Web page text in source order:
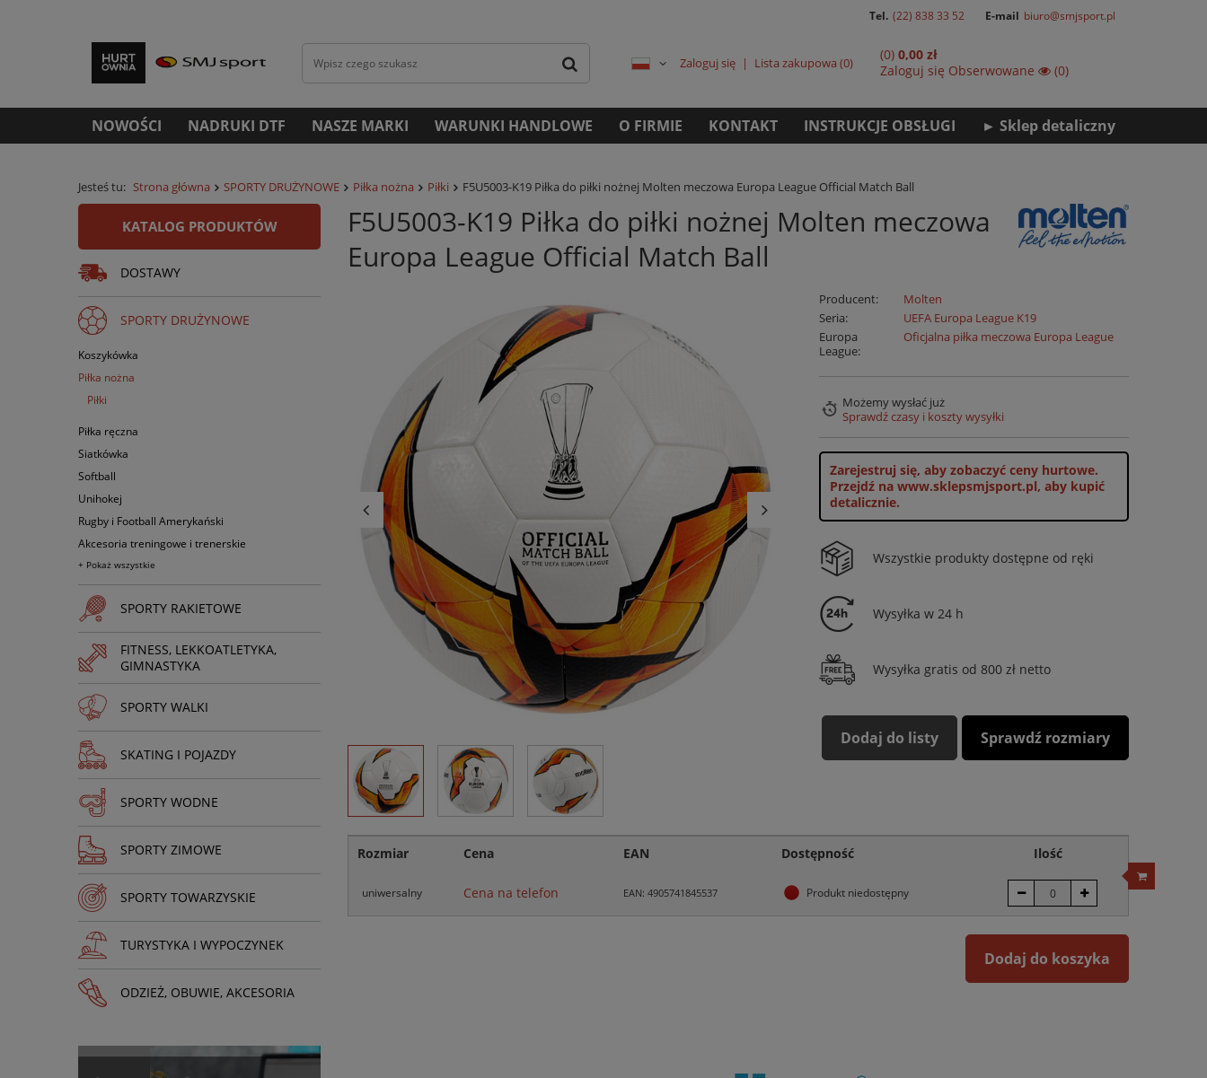
Tel. (22) 838 33 52 E-mail biuro@smjsport.pl
Zaloguj się Lista zakupowa 0 (0) 0,00 zł
Zaloguj się Obserwowane (0)
NOWOŚCI NADRUKI DTF NASZE MARKI WARUNKI HANDLOWE O FIRMIE KONTAKT INSTRUKCJE OBSŁUGI ► Sklep detaliczny
Jesteś tu: Strona główna SPORTY DRUŻYNOWE Piłka nożna Piłki F5U5003-K19 Piłka do piłki nożnej Molten meczowa Europa League Official Match Ball
KATALOG PRODUKTÓW
DOSTAWY
SPORTY DRUŻYNOWE
Koszykówka
Piłka nożna
Piłki
Piłka ręczna
Siatkówka
Softball
Unihokej
Rugby i Football Amerykański
Akcesoria treningowe i trenerskie
+ Pokaż wszystkie
SPORTY RAKIETOWE
FITNESS, LEKKOATLETYKA,
GIMNASTYKA
SPORTY WALKI
SKATING I POJAZDY
SPORTY WODNE
SPORTY ZIMOWE
SPORTY TOWARZYSKIE
TURYSTYKA I WYPOCZYNEK
ODZIEŻ, OBUWIE, AKCESORIA
F5U5003-K19 Piłka do piłki nożnej Molten meczowa
Europa League Official Match Ball
Producent:
Molten
Seria:
UEFA Europa League K19
Europa
League:
Oficjalna piłka meczowa Europa League
Możemy wysłać już
Sprawdź czasy i koszty wysyłki
Zarejestruj się, aby zobaczyć ceny hurtowe.
Przejdź na www.sklepsmjsport.pl, aby kupić
detalicznie.
Wszystkie produkty dostępne od ręki
Wysyłka w 24 h
Wysyłka gratis od 800 zł netto
Dodaj do listy Sprawdź rozmiary
Rozmiar Cena EAN Dostępność Ilość
uniwersalny Cena na telefon EAN: 4905741845537 Produkt niedostępny
Dodaj do koszyka